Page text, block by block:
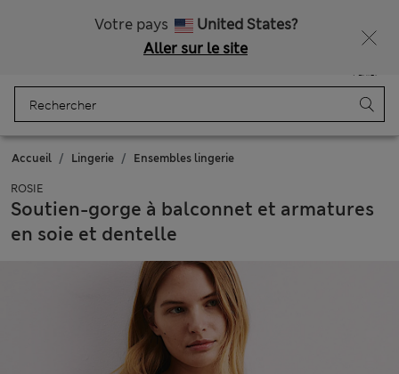
Votre pays
United States?
Aller sur le site
Panier
Accueil Lingerie Ensembles lingerie
ROSIE
Soutien-gorge à balconnet et armatures
en soie et dentelle